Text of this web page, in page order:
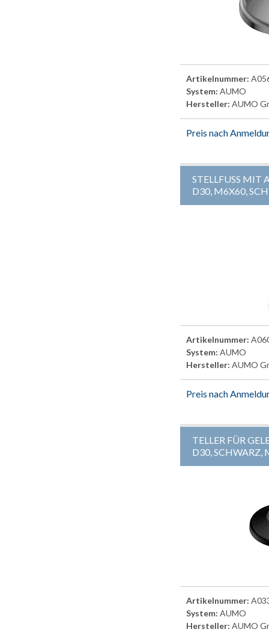
Artikelnummer:
System: AUMO
Hersteller: AUMO
Preis nach
STELLFUSS MIT
D30, M6X60,
Artikelnummer:
System: AUMO
Hersteller: AUMO
Preis nach
TELLER FÜR
D30, SCHWARZ,
Artikelnummer:
System: AUMO
Hersteller: AUMO